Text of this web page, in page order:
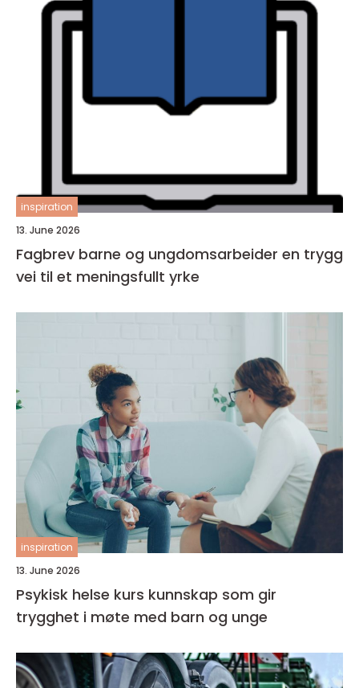
inspiration
13. June 2026
Fagbrev barne og ungdomsarbeider en trygg
vei til et meningsfullt yrke
inspiration
13. June 2026
Psykisk helse kurs kunnskap som gir
trygghet i møte med barn og unge